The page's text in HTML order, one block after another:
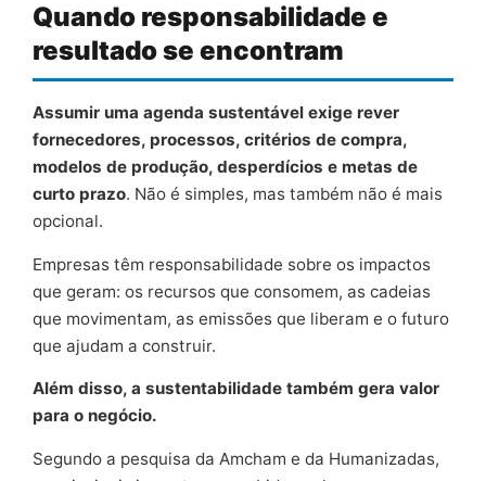
Quando responsabilidade e
resultado se encontram
Assumir uma agenda sustentável exige rever
fornecedores, processos, critérios de compra,
modelos de produção, desperdícios e metas de
curto prazo. Não é simples, mas também não é mais
opcional.
Empresas têm responsabilidade sobre os impactos
que geram: os recursos que consomem, as cadeias
que movimentam, as emissões que liberam e o futuro
que ajudam a construir.
Além disso, a sustentabilidade também gera valor
para o negócio.
Segundo a pesquisa da Amcham e da Humanizadas,